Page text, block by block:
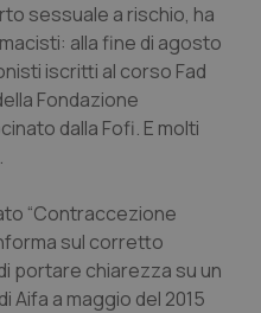
sessuale a rischio, ha
alla fine di agosto
iscritti al corso Fad
Fondazione
dalla Fofi. E molti
“Contraccezione
sul corretto
portare chiarezza su un
Aifa a maggio del 2015